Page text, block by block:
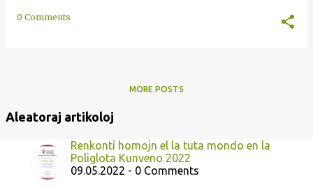
0 Comments
MORE POSTS
Aleatoraj artikoloj
Renkonti homojn el la tuta mondo en la
Poliglota Kunveno 2022
09.05.2022 - 0 Comments